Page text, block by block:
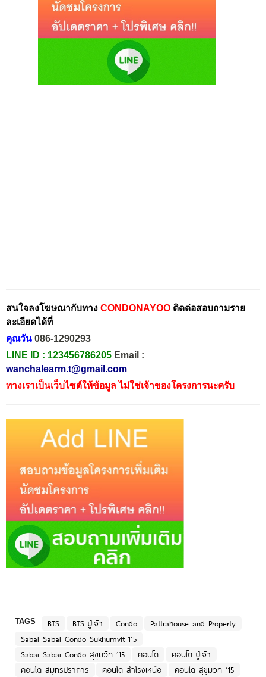
สนใจลงโฆษณากับทาง CONDONAYOO ติดต่อสอบถามราย
ละเอียดได้ที่
คุณวัน 086-1290293
LINE ID : 123456786205 Email :
wanchalearm.t@gmail.com
ทางเราเป็นเว็บไซต์ให้ข้อมูล ไม่ใช่เจ้าของโครงการนะครับ
TAGS BTS BTS ปู่เจ้า Condo
Pattrahouse and Property
Sabai Sabai Condo Sukhumvit 115
Sabai Sabai Condo สุขุมวิท 115
คอนโด
คอนโด ปู่เจ้า
คอนโด สมุทรปราการ
คอนโด สำโรงเหนือ
คอนโด สุขุมวิท 115